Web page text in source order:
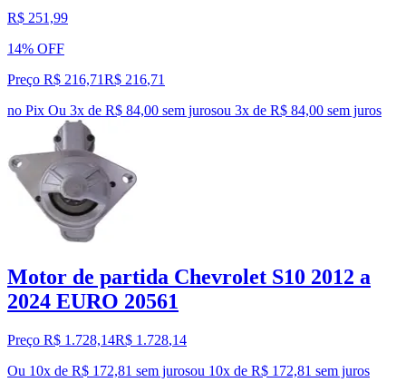
R$ 251,99
14% OFF
Preço R$ 216,71R$ 216,71
no Pix Ou 3x de R$ 84,00 sem jurosou 3x de R$ 84,00 sem juros
Motor de partida Chevrolet S10 2012 a
2024 EURO 20561
Preço R$ 1.728,14R$ 1.728,14
Ou 10x de R$ 172,81 sem jurosou 10x de R$ 172,81 sem juros